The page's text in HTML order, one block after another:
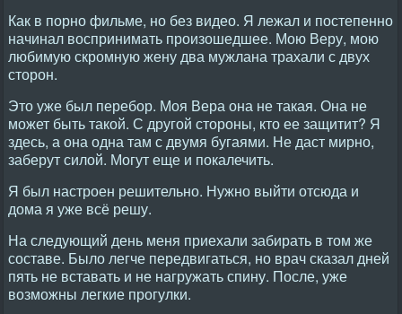
Как в порно фильме, но без видео. Я лежал и постепенно
начинал воспринимать произошедшее. Мою Веру, мою
любимую скромную жену два мужлана трахали с двух
сторон.
Это уже был перебор. Моя Вера она не такая. Она не
может быть такой. С другой стороны, кто ее защитит? Я
здесь, а она одна там с двумя бугаями. Не даст мирно,
заберут силой. Могут еще и покалечить.
Я был настроен решительно. Нужно выйти отсюда и
дома я уже всё решу.
На следующий день меня приехали забирать в том же
составе. Было легче передвигаться, но врач сказал дней
пять не вставать и не нагружать спину. После, уже
возможны легкие прогулки.